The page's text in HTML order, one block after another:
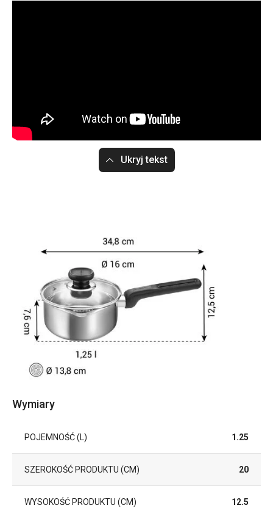
Ukryj tekst
Wymiary
POJEMNOŚĆ (L) 1.25
SZEROKOŚĆ PRODUKTU (CM) 20
WYSOKOŚĆ PRODUKTU (CM) 12.5